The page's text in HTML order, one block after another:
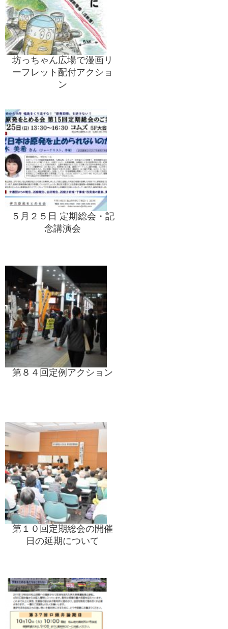
坊っちゃん広場で漫画リ
ーフレット配付アクショ
ン
５月２５日 定期総会・記
念講演会
第８４回定例アクション
第１０回定期総会の開催
日の延期について